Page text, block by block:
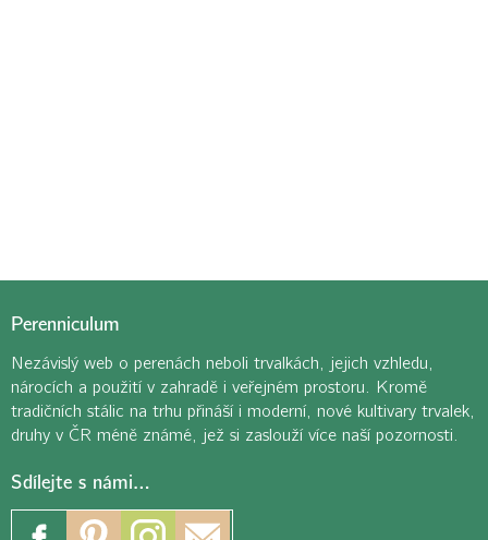
Perenniculum
Nezávislý web o perenách neboli trvalkách, jejich vzhledu,
nárocích a použití v zahradě i veřejném prostoru. Kromě
tradičních stálic na trhu přináší i moderní, nové kultivary trvalek,
druhy v ČR méně známé, jež si zaslouží více naší pozornosti.
Sdílejte s námi…